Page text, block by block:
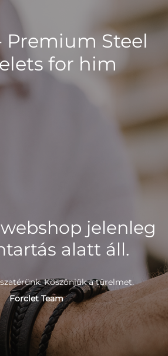
Premium Steel
for him
jelenleg
alatt áll.
Köszönjük a türelmet.
Forclet Team